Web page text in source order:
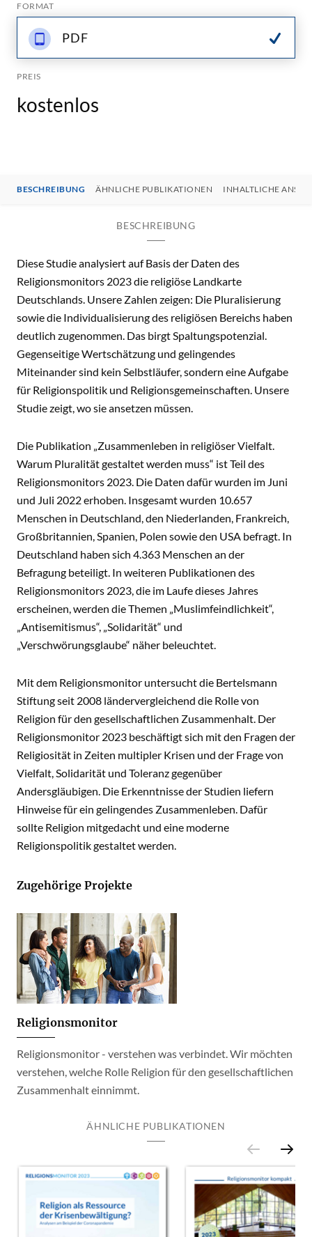
FORMAT
PDF
PREIS
kostenlos
BESCHREIBUNG ÄHNLICHE PUBLIKATIONEN INHALTLICHE
BESCHREIBUNG
Diese Studie analysiert auf Basis der Daten des
Religionsmonitors 2023 die religiöse Landkarte
Deutschlands. Unsere Zahlen zeigen: Die Pluralisierung
sowie die Individualisierung des religiösen Bereichs haben
deutlich zugenommen. Das birgt Spaltungspotenzial.
Gegenseitige Wertschätzung und gelingendes
Miteinander sind kein Selbstläufer, sondern eine Aufgabe
für Religionspolitik und Religionsgemeinschaften. Unsere
Studie zeigt, wo sie ansetzen müssen.
Die Publikation „Zusammenleben in religiöser Vielfalt.
Warum Pluralität gestaltet werden muss“ ist Teil des
Religionsmonitors 2023. Die Daten dafür wurden im Juni
und Juli 2022 erhoben. Insgesamt wurden 10.657
Menschen in Deutschland, den Niederlanden, Frankreich,
Großbritannien, Spanien, Polen sowie den USA befragt. In
Deutschland haben sich 4.363 Menschen an der
Befragung beteiligt. In weiteren Publikationen des
Religionsmonitors 2023, die im Laufe dieses Jahres
erscheinen, werden die Themen „Muslimfeindlichkeit“,
„Antisemitismus“, „Solidarität“ und
„Verschwörungsglaube“ näher beleuchtet.
Mit dem Religionsmonitor untersucht die Bertelsmann
Stiftung seit 2008 ländervergleichend die Rolle von
Religion für den gesellschaftlichen Zusammenhalt. Der
Religionsmonitor 2023 beschäftigt sich mit den Fragen der
Religiosität in Zeiten multipler Krisen und der Frage von
Vielfalt, Solidarität und Toleranz gegenüber
Andersgläubigen. Die Erkenntnisse der Studien liefern
Hinweise für ein gelingendes Zusammenleben. Dafür
sollte Religion mitgedacht und eine moderne
Religionspolitik gestaltet werden.
Zugehörige Projekte
Religionsmonitor
Religionsmonitor - verstehen was verbindet. Wir möchten
verstehen, welche Rolle Religion für den gesellschaftlichen
Zusammenhalt einnimmt.
ÄHNLICHE PUBLIKATIONEN